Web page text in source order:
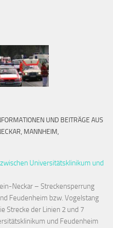
UND BEITRÄGE AUS
MANNHEIM,
Universitätsklinikum und
Neckar – Streckensperrung
Feudenheim bzw. Vogelstang
Strecke der Linien 2 und 7
und Feudenheim